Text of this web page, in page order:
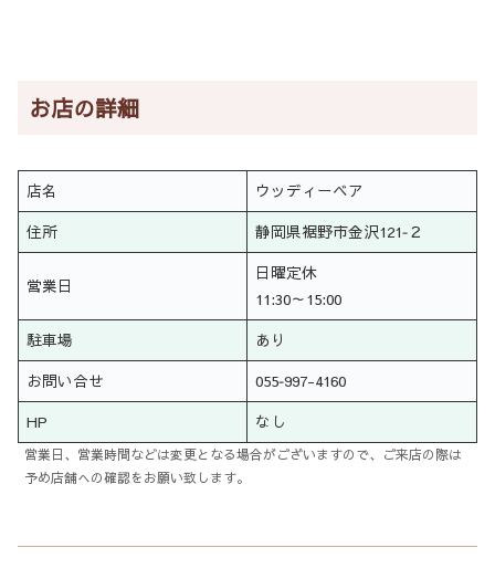
お店の詳細
店名
ウッディーベア
住所
静岡県裾野市金沢121‐２
営業日
日曜定休
11:30～15:00
駐車場
あり
お問い合せ
055‐997-4160
HP
なし
営業日、営業時間などは変更となる場合がございますので、ご来店の際は
予め店舗への確認をお願い致します。